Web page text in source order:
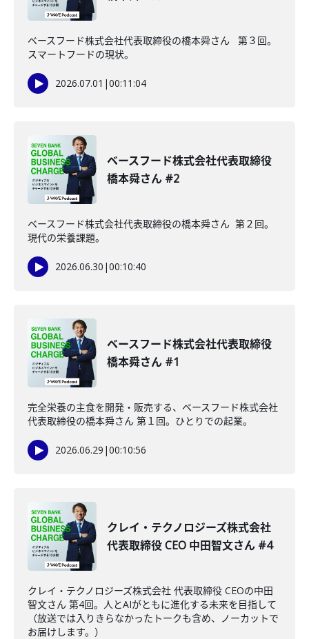
ベースフード株式会社代表取締役の橋本舜さん 第３回。
スマートフードの現状。
2026.07.01 |00:11:04
ベースフード株式会社代表取締役
橋本舜さん #2
ベースフード株式会社代表取締役の橋本舜さん 第２回。
現代の栄養課題。
2026.06.30 |00:10:40
ベースフード株式会社代表取締役
橋本舜さん #1
完全栄養の主食を開発・販売する、ベースフード株式会社
代表取締役の橋本舜さん 第１回。ひとりでの起業。
2026.06.29 |00:10:56
クレイ・テクノロジーズ株式会社
代表取締役 CEO 中田智文さん #4
クレイ・テクノロジーズ株式会社 代表取締役 CEOの中田
智文さん 第4回。人とAIがともに進化する未来を目指して
（放送では入りきらなかったトークも含め、ノーカットで
お届けします。）